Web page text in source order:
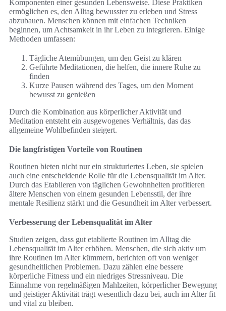
Komponenten einer gesunden Lebensweise. Diese Praktiken
ermöglichen es, den Alltag bewusster zu erleben und Stress
abzubauen. Menschen können mit einfachen Techniken
beginnen, um Achtsamkeit in ihr Leben zu integrieren. Einige
Methoden umfassen:
Tägliche Atemübungen, um den Geist zu klären
Geführte Meditationen, die helfen, die innere Ruhe zu
finden
Kurze Pausen während des Tages, um den Moment
bewusst zu genießen
Durch die Kombination aus körperlicher Aktivität und
Meditation entsteht ein ausgewogenes Verhältnis, das das
allgemeine Wohlbefinden steigert.
Die langfristigen Vorteile von Routinen
Routinen bieten nicht nur ein strukturiertes Leben, sie spielen
auch eine entscheidende Rolle für die Lebensqualität im Alter.
Durch das Etablieren von täglichen Gewohnheiten profitieren
ältere Menschen von einem gesunden Lebensstil, der ihre
mentale Resilienz stärkt und die Gesundheit im Alter verbessert.
Verbesserung der Lebensqualität im Alter
Studien zeigen, dass gut etablierte Routinen im Alltag die
Lebensqualität im Alter erhöhen. Menschen, die sich aktiv um
ihre Routinen im Alter kümmern, berichten oft von weniger
gesundheitlichen Problemen. Dazu zählen eine bessere
körperliche Fitness und ein niedriges Stressniveau. Die
Einnahme von regelmäßigen Mahlzeiten, körperlicher Bewegung
und geistiger Aktivität trägt wesentlich dazu bei, auch im Alter fit
und vital zu bleiben.